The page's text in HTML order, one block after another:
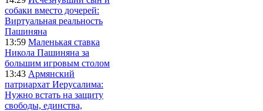
собаки вместо дочерей:
Виртуальная реальность
Пашиняна
13:59 Маленькая ставка
Никола Пашиняна за
большим игровым столом
13:43 Армянский
патриархат Иерусалима:
Нужно встать на защиту
свободы, единства,